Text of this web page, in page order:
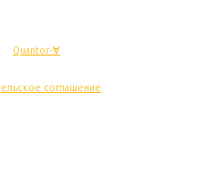
Quantor-∀
соглашение